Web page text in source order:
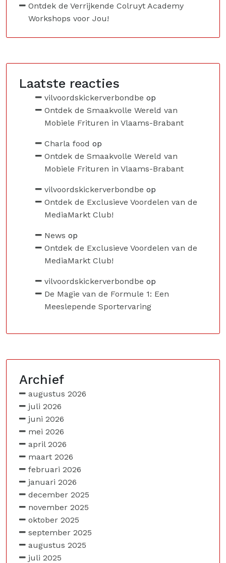
Ontdek de Verrijkende Colruyt Academy
Workshops voor Jou!
Laatste reacties
vilvoordskickerverbondbe op
Ontdek de Smaakvolle Wereld van
Mobiele Frituren in Vlaams-Brabant
Charla food op
Ontdek de Smaakvolle Wereld van
Mobiele Frituren in Vlaams-Brabant
vilvoordskickerverbondbe op
Ontdek de Exclusieve Voordelen van de
MediaMarkt Club!
News op
Ontdek de Exclusieve Voordelen van de
MediaMarkt Club!
vilvoordskickerverbondbe op
De Magie van de Formule 1: Een
Meeslepende Sportervaring
Archief
augustus 2026
juli 2026
juni 2026
mei 2026
april 2026
maart 2026
februari 2026
januari 2026
december 2025
november 2025
oktober 2025
september 2025
augustus 2025
juli 2025